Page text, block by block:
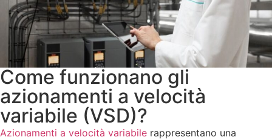
Come funzionano gli
azionamenti a velocità
variabile (VSD)?
Azionamenti a velocità variabile rappresentano una